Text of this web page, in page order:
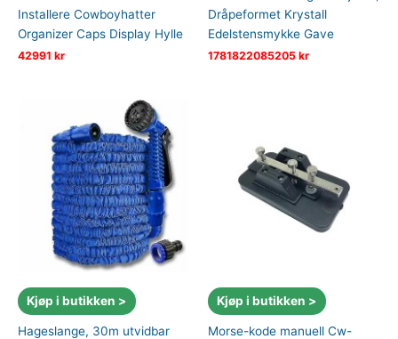
Installere Cowboyhatter
Organizer Caps Display Hylle
42991 kr
Dråpeformet Krystall
Edelstensmykke Gave
1781822085205 kr
Kjøp i butikken >
Hageslange, 30m utvidbar
Kjøp i butikken >
Morse-kode manuell Cw-